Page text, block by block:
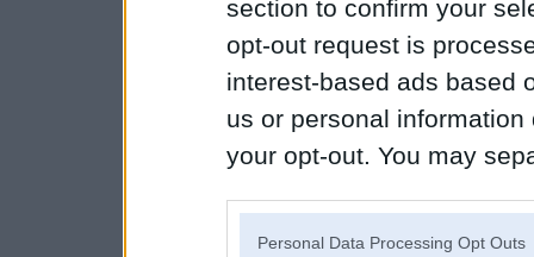
section to confirm your
opt-out request is
interest-based ads based
us or personal
your opt-out. You may
Personal Data Processing Opt Outs